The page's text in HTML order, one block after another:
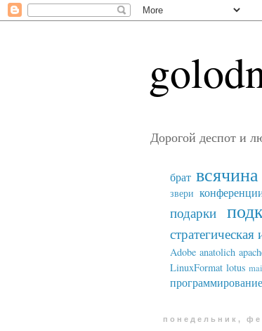
Дорогой деспот и
брат всячина
звери
подарки
стратегическая
Adobe anatolich
LinuxFormat lotus
программирование
понедельник,